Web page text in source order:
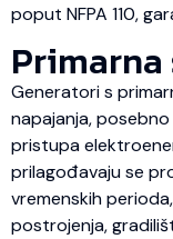
poput NFPA 110,
Primarna
Generatori s
napajanja,
pristupa
prilagođavaju se
vremenskih
postrojenja,